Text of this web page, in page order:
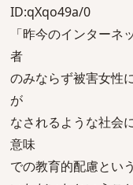
ID:qXqo49a/0
「昨今のインター
者
のみならず被害女性
が
なされるような社会
意味
での教育的配慮とい